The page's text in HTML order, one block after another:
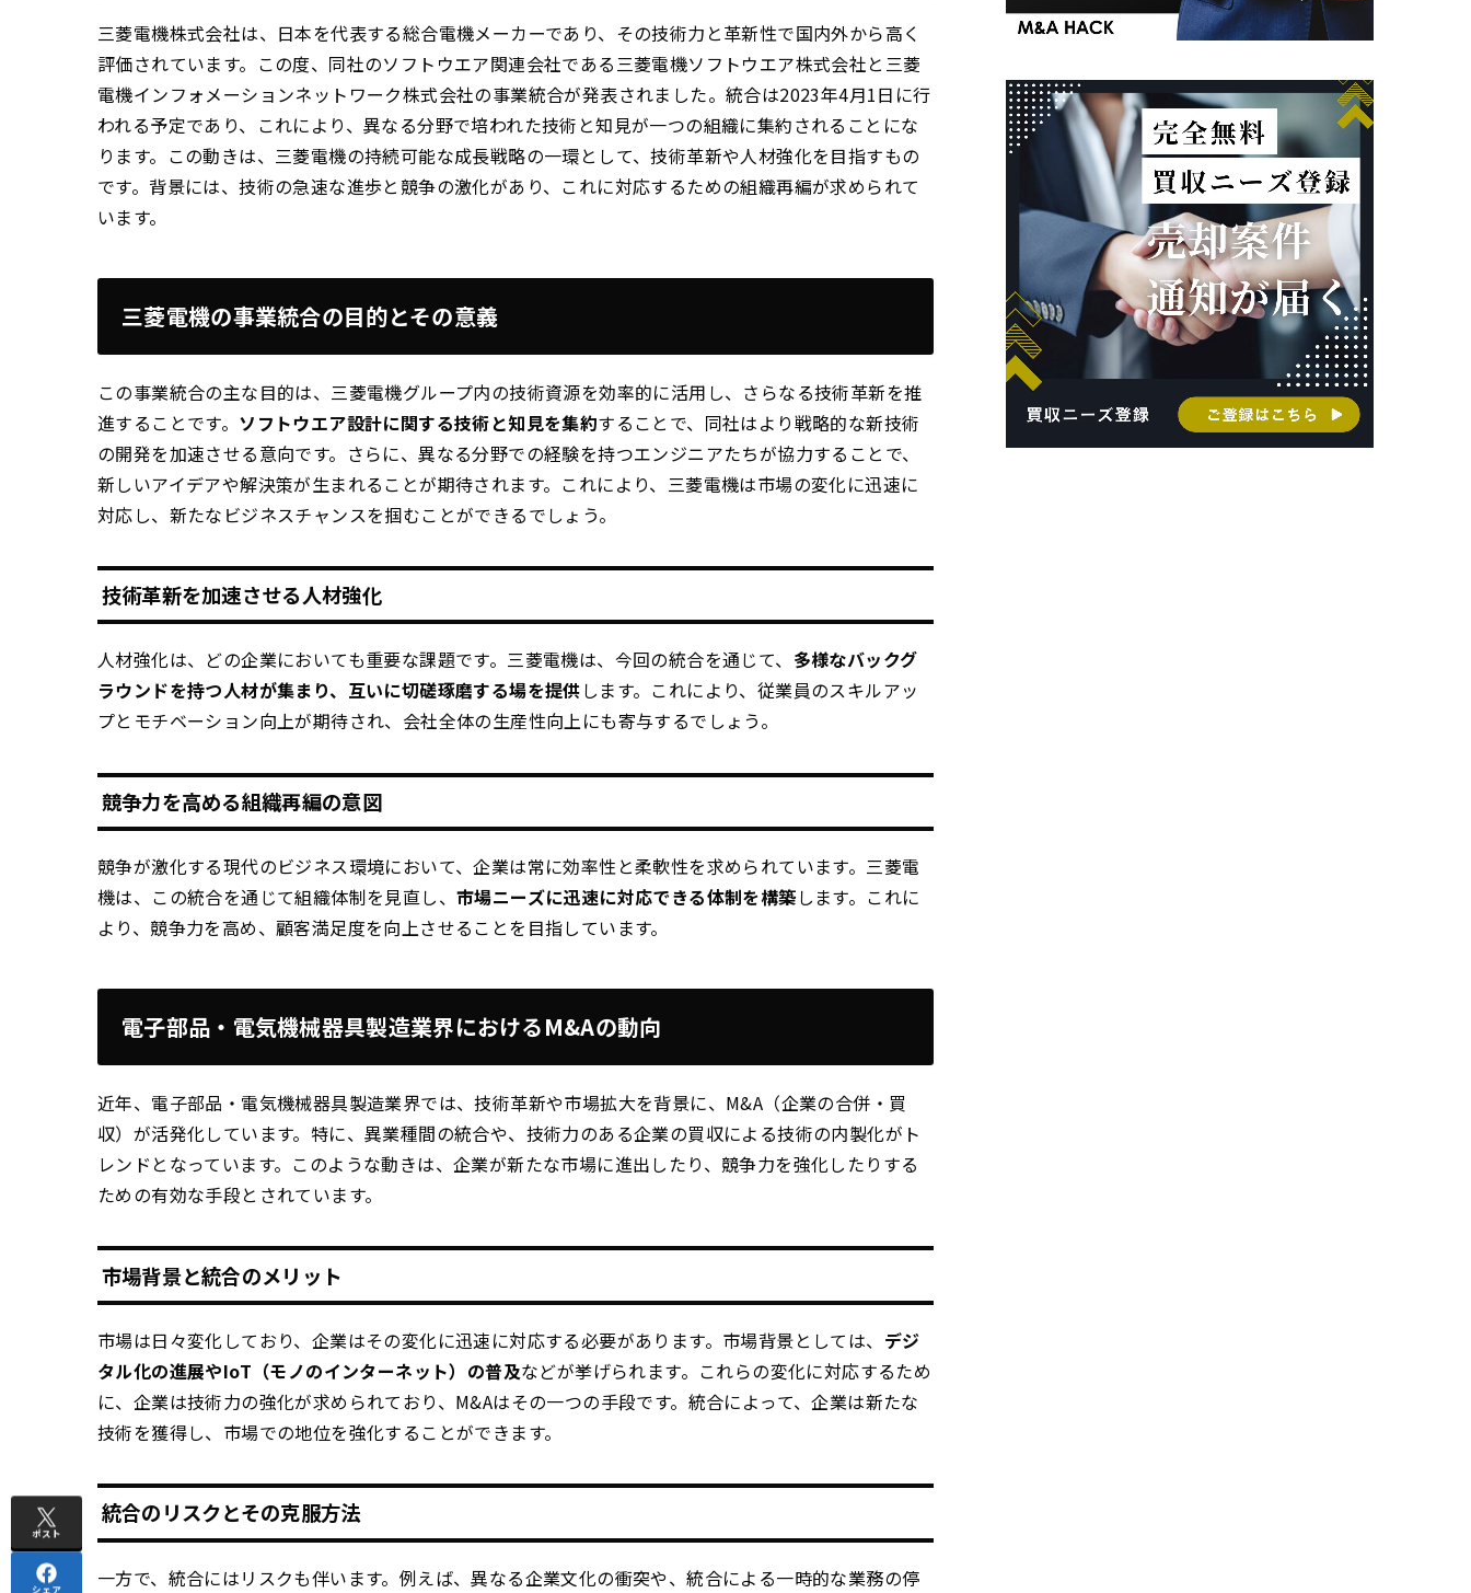
三菱電機株式会社は、日本を代表する総合電機メーカーであり、その技術力と革新性で国内外から高く
評価されています。この度、同社のソフトウエア関連会社である三菱電機ソフトウエア株式会社と三菱
電機インフォメーションネットワーク株式会社の事業統合が発表されました。統合は2023年4月1日に行
われる予定であり、これにより、異なる分野で培われた技術と知見が一つの組織に集約されることにな
ります。この動きは、三菱電機の持続可能な成長戦略の一環として、技術革新や人材強化を目指すもの
です。背景には、技術の急速な進歩と競争の激化があり、これに対応するための組織再編が求められて
います。
三菱電機の事業統合の目的とその意義
この事業統合の主な目的は、三菱電機グループ内の技術資源を効率的に活用し、さらなる技術革新を推
進することです。 ソフトウエア設計に関する技術と知見を集約することで、同社はより戦略的な新技術
の開発を加速させる意向です。さらに、異なる分野での経験を持つエンジニアたちが協力することで、
新しいアイデアや解決策が生まれることが期待されます。これにより、三菱電機は市場の変化に迅速に
対応し、新たなビジネスチャンスを掴むことができるでしょう。
技術革新を加速させる人材強化
人材強化は、どの企業においても重要な課題です。三菱電機は、今回の統合を通じて、 多様なバックグ
ラウンドを持つ人材が集まり、互いに切磋琢磨する場を提供します。これにより、従業員のスキルアッ
プとモチベーション向上が期待され、会社全体の生産性向上にも寄与するでしょう。
競争力を高める組織再編の意図
競争が激化する現代のビジネス環境において、企業は常に効率性と柔軟性を求められています。三菱電
機は、この統合を通じて組織体制を見直し、 市場ニーズに迅速に対応できる体制を構築します。これに
より、競争力を高め、顧客満足度を向上させることを目指しています。
電子部品・電気機械器具製造業界におけるM&Aの動向
近年、電子部品・電気機械器具製造業界では、技術革新や市場拡大を背景に、M&A（企業の合併・買
収）が活発化しています。特に、異業種間の統合や、技術力のある企業の買収による技術の内製化がト
レンドとなっています。このような動きは、企業が新たな市場に進出したり、競争力を強化したりする
ための有効な手段とされています。
市場背景と統合のメリット
市場は日々変化しており、企業はその変化に迅速に対応する必要があります。市場背景としては、 デジ
タル化の進展やIoT（モノのインターネット）の普及などが挙げられます。これらの変化に対応するため
に、企業は技術力の強化が求められており、M&Aはその一つの手段です。統合によって、企業は新たな
技術を獲得し、市場での地位を強化することができます。
統合のリスクとその克服方法
一方で、統合にはリスクも伴います。例えば、異なる企業文化の衝突や、統合による一時的な業務の停
ポスト
シェア